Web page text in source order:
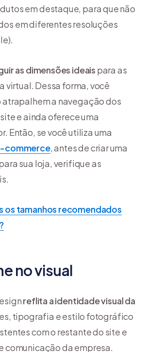
em destaque, para que não
em diferentes resoluções
as dimensões ideais para as
virtual. Dessa forma, você
atrapalhem a navegação dos
e ainda oferece uma
Então, se você utiliza uma
commerce, antes de criar uma
sua loja, verifique as
os tamanhos recomendados
no visual
reflita a identidade visual da
tipografia e estilo fotográfico
com o restante do site e
comunicação da empresa.